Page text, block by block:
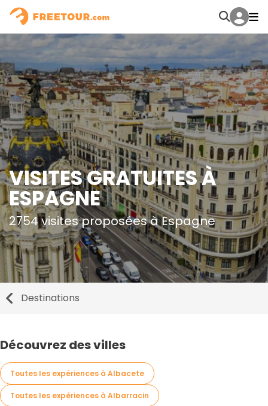
VISITES GRATUITES À
ESPAGNE
2754 visites proposées à Espagne
Destinations
Découvrez des villes
Toutes les expériences à Albacete
Toutes les expériences à Albarracin